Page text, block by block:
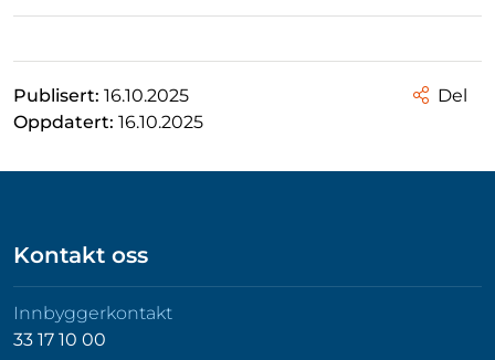
Publisert: 16.10.2025
Oppdatert: 16.10.2025
Del
Kontakt oss
Innbyggerkontakt
33 17 10 00